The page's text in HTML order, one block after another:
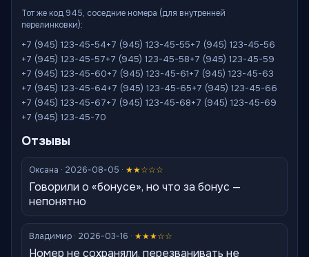
Тот же код 945, соседние номера (для внутренней
перелинковки):
+7 (945) 123-45-54+7 (945) 123-45-55+7 (945) 123-45-56
+7 (945) 123-45-57+7 (945) 123-45-58+7 (945) 123-45-59
+7 (945) 123-45-60+7 (945) 123-45-61+7 (945) 123-45-63
+7 (945) 123-45-64+7 (945) 123-45-65+7 (945) 123-45-66
+7 (945) 123-45-67+7 (945) 123-45-68+7 (945) 123-45-69
+7 (945) 123-45-70
Отзывы
Оксана · 2026-08-05 · ★★☆☆☆
Говорили о «бонусе», но что за бонус —
непонятно
Владимир · 2026-03-16 · ★★★☆☆
Номер не сохраняли, перезванивать не